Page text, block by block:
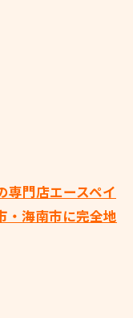
専門店エースペイ
・海南市に完全地